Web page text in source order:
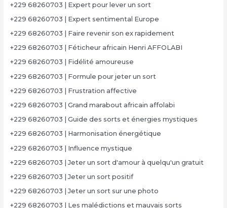
+229 68260703 | Expert pour lever un sort
+229 68260703 | Expert sentimental Europe
+229 68260703 | Faire revenir son ex rapidement
+229 68260703 | Féticheur africain Henri AFFOLABI
+229 68260703 | Fidélité amoureuse
+229 68260703 | Formule pour jeter un sort
+229 68260703 | Frustration affective
+229 68260703 | Grand marabout africain affolabi
+229 68260703 | Guide des sorts et énergies mystiques
+229 68260703 | Harmonisation énergétique
+229 68260703 | Influence mystique
+229 68260703 | Jeter un sort d'amour à quelqu'un gratuit
+229 68260703 | Jeter un sort positif
+229 68260703 | Jeter un sort sur une photo
+229 68260703 | Les malédictions et mauvais sorts